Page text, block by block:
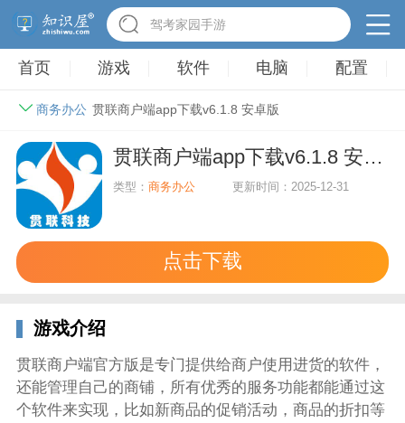
驾考家园手游
首页 游戏 软件 电脑 配置
商务办公 贯联商户端app下载v6.1.8 安卓版
贯联商户端app下载v6.1.8 安卓版
类型：商务办公 更新时间：2025-12-31
点击下载
游戏介绍
贯联商户端官方版是专门提供给商户使用进货的软件，
还能管理自己的商铺，所有优秀的服务功能都能通过这
个软件来实现，比如新商品的促销活动，商品的折扣等